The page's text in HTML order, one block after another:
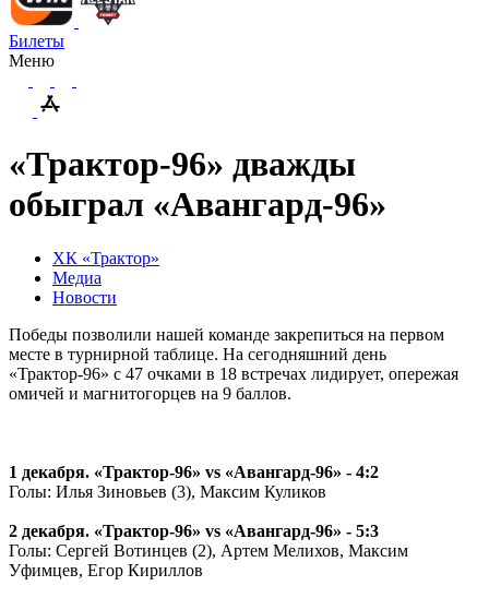
Билеты
Меню
«Трактор-96» дважды
обыграл «Авангард-96»
ХК «Трактор»
Медиа
Новости
Победы позволили нашей команде закрепиться на первом
месте в турнирной таблице. На сегодняшний день
«Трактор-96» с 47 очками в 18 встречах лидирует, опережая
омичей и магнитогорцев на 9 баллов.
1 декабря. «Трактор-96» vs «Авангард-96» - 4:2
Голы: Илья Зиновьев (3), Максим Куликов
2 декабря. «Трактор-96» vs «Авангард-96» - 5:3
Голы: Сергей Вотинцев (2), Артем Мелихов, Максим
Уфимцев, Егор Кириллов